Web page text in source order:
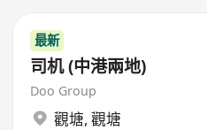
最新
司机 (中港兩地)
Doo Group
觀塘, 觀塘